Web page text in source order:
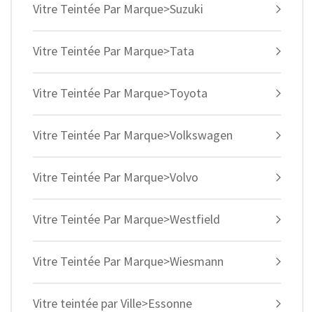
Vitre Teintée Par Marque>Suzuki
Vitre Teintée Par Marque>Tata
Vitre Teintée Par Marque>Toyota
Vitre Teintée Par Marque>Volkswagen
Vitre Teintée Par Marque>Volvo
Vitre Teintée Par Marque>Westfield
Vitre Teintée Par Marque>Wiesmann
Vitre teintée par Ville>Essonne